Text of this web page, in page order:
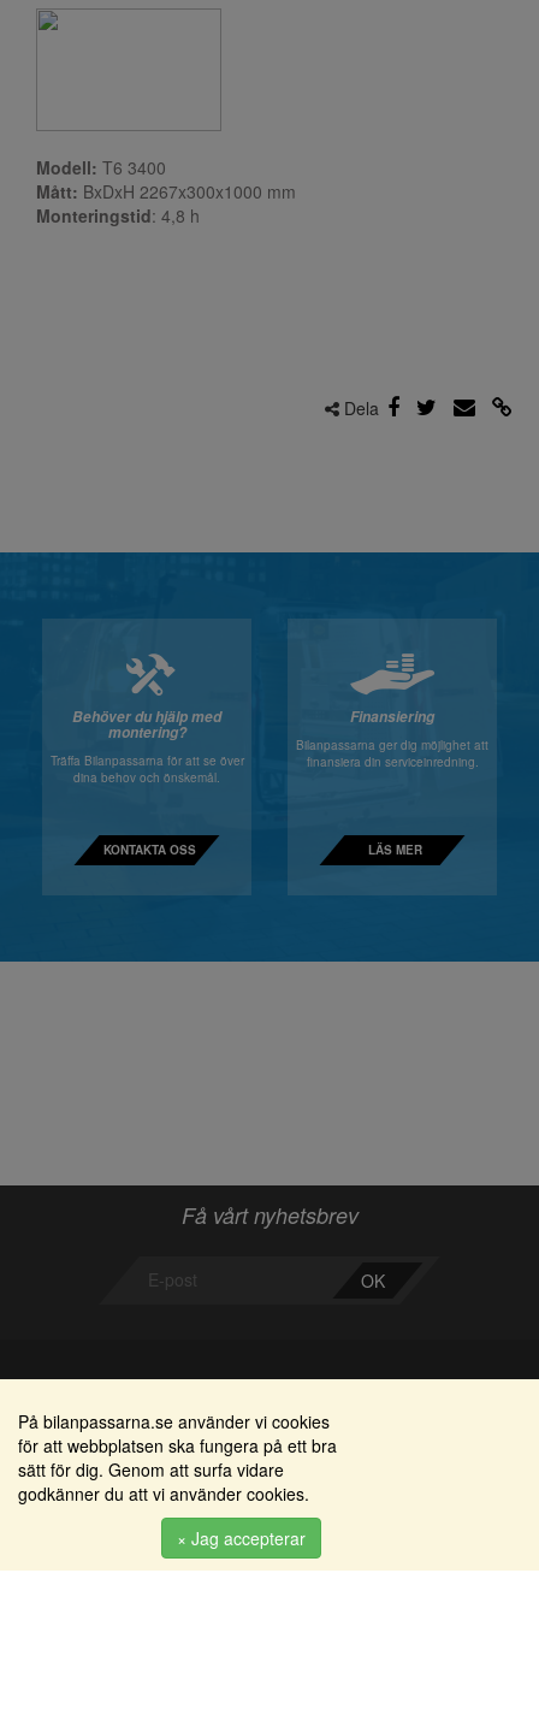
Modell: T6 3400
Mått: BxDxH 2267x300x1000 mm
Monteringstid: 4,8 h
Dela
Behöver du hjälp med
montering?
Träffa Bilanpassarna för att se över
dina behov och önskemål.
KONTAKTA OSS
Finansiering
Bilanpassarna ger dig möjlighet att
finansiera din serviceinredning.
LÄS MER
Få vårt nyhetsbrev
OK
Bilanpassarna
Smedjegatan 22
352 46 Växjö
info@bilanpassarna.se
Områden
Alkomätare / alkolås
Elprodukter
Serviceinredningar
Tillbehörs artiklar
På bilanpassarna.se använder vi cookies
för att webbplatsen ska fungera på ett bra
sätt för dig. Genom att surfa vidare
godkänner du att vi använder cookies.
× Jag accepterar